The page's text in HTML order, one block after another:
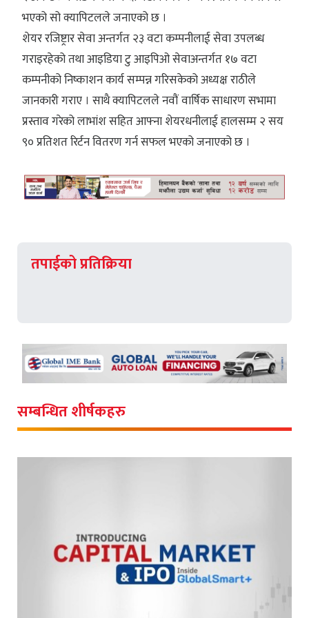
भएको सो क्यापिटलले जनाएको छ ।
शेयर रजिष्ट्रार सेवा अन्तर्गत २३ वटा कम्पनीलाई सेवा उपलब्ध
गराइरहेको तथा आइडिया टु आइपिओ सेवाअन्तर्गत १७ वटा
कम्पनीको निष्काशन कार्य सम्पन्न गरिसकेको अध्यक्ष राठीले
जानकारी गराए । साथै क्यापिटलले नवौं वार्षिक साधारण सभामा
प्रस्ताव गरेको लाभांश सहित आफ्ना शेयरधनीलाई हालसम्म २ सय
९० प्रतिशत रिर्टन वितरण गर्न सफल भएको जनाएको छ ।
तपाईको प्रतिक्रिया
सम्बन्धित शीर्षकहरु